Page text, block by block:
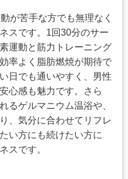
が苦手な方でも無理なく
スです。1回30分のサー
運動と筋力トレーニング
率よく脂肪燃焼が期待で
日でも通いやすく、男性
心感も魅力です。さら
るゲルマニウム温浴や、
、気分に合わせてリフレ
い方にも続けたい方に
スです。